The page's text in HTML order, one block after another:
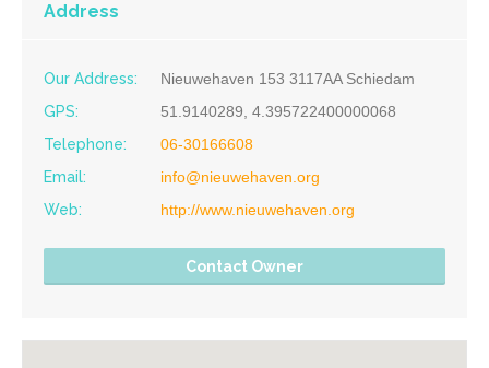
Address
Our Address:
Nieuwehaven 153 3117AA Schiedam
GPS:
51.9140289, 4.395722400000068
Telephone:
06-30166608
Email:
info@nieuwehaven.org
Web:
http://www.nieuwehaven.org
Contact Owner